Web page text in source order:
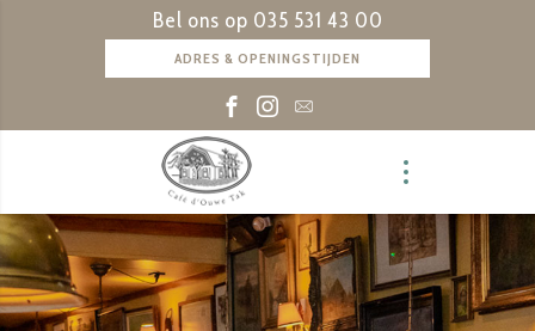
Bel ons op 035 531 43 00
ADRES & OPENINGSTIJDEN